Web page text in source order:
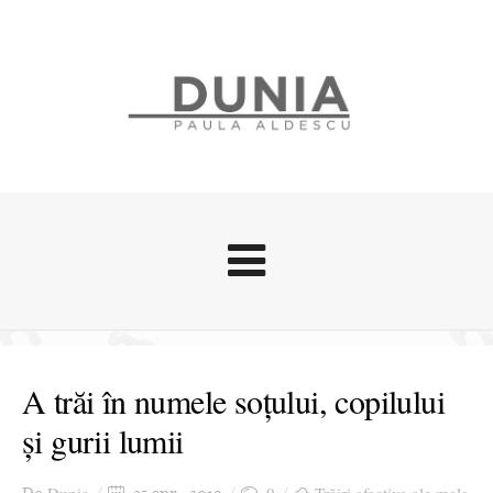
Stari afective
Zice Dunia
Cursuri povestite
A trăi în numele soțului, copilului
și gurii lumii